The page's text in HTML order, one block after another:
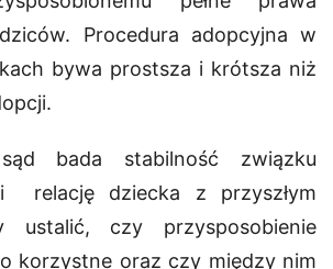
Procedura adopcyjna w
bywa prostsza i krótsza niż
bada stabilność związku
i relację dziecka z przyszłym
ustalić, czy przysposobienie
korzystne oraz czy między nim